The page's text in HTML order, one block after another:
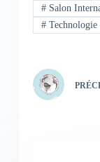
#Salon
#